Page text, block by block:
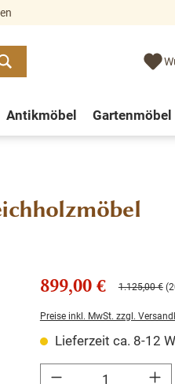
Antikmöbel Gartenmöbel
899,00 € 1.125,00 €
Preise inkl. MwSt. zzgl.
Lieferzeit ca. 8-12
Produkt Anzahl: Gib den